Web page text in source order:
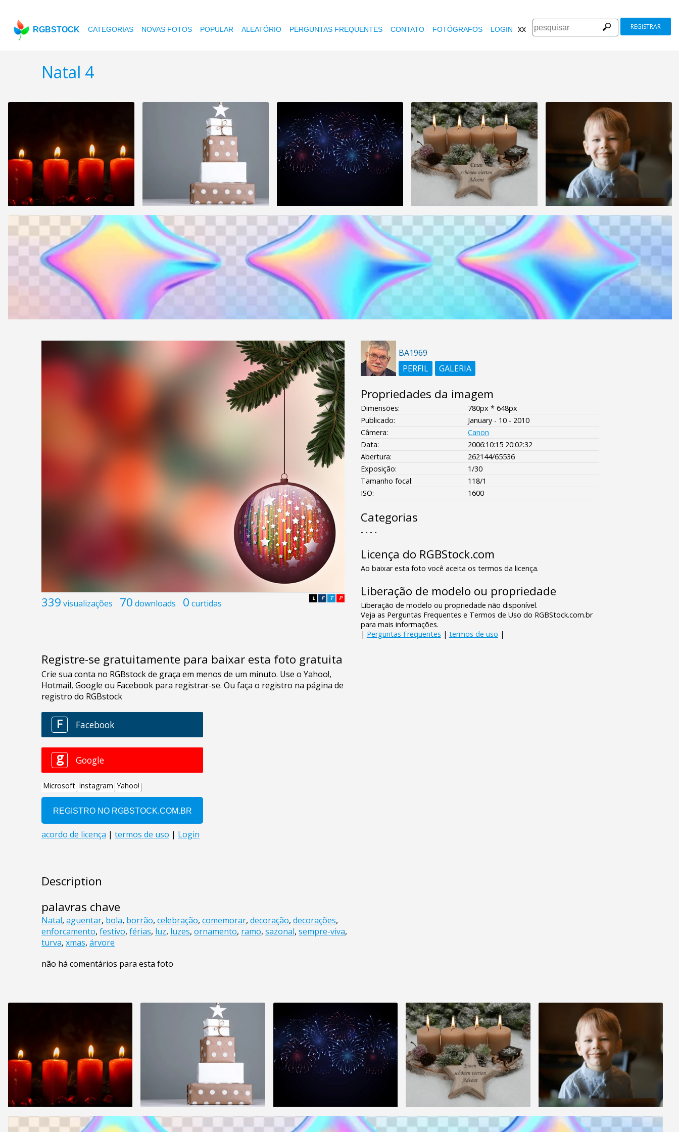
RGBSTOCK CATEGORIAS NOVAS FOTOS POPULAR ALEATÓRIO PERGUNTAS FREQUENTES CONTATO FOTÓGRAFOS LOGIN xx REGISTRAR
Natal 4
339 visualizações 70 downloads 0 curtidas P
T
F
L
Registre-se gratuitamente para baixar esta foto gratuita
Description
palavras chave
Natal, aguentar, bola, borrão, celebração, comemorar, decoração, decorações,
enforcamento, festivo, férias, luz, luzes, ornamento, ramo, sazonal, sempre-viva,
turva, xmas, árvore
não há comentários para esta foto
BA1969
PERFIL
GALERIA
Propriedades da imagem
Dimensões:
780px * 648px
Publicado:
January - 10 - 2010
Câmera:
Canon
Data:
2006:10:15 20:02:32
Abertura:
262144/65536
Exposição:
1/30
Tamanho focal:
118/1
ISO:
1600
Categorias
- - - -
Licença do RGBStock.com
Ao baixar esta foto você aceita os termos da licença.
Liberação de modelo ou propriedade
Liberação de modelo ou propriedade não disponível.
Veja as Perguntas Frequentes e Termos de Uso do RGBStock.com.br
para mais informações.
| Perguntas Frequentes | termos de uso |